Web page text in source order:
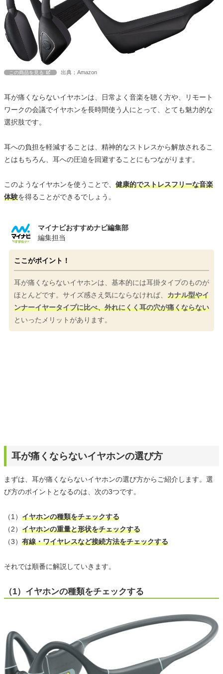
この商品を見る 出典：Amazon
耳が痛くならないイヤホンは、日常よく音楽を聴く方や、リモート
ワークの会議でイヤホンを長時間使う人にとって、とても魅力的な
選択肢です。
耳への負担を軽減することは、精神的なストレスから解放されるこ
とはもちろん、耳への圧迫を回避することにもつながります。
このようなイヤホンを使うことで、 健康的でストレスフリーな音楽
体験を得ることができるでしょう。
マイナビおすすめナビ編集部
編集担当
ここがポイント！
耳が痛くならないイヤホンは、基本的には耳掛タイプのものが
ほとんどです。サイズ感さえ気にならなければ、 カナル型やイ
ンナーイヤータイプに比べ、外れにくく耳の穴が痛くならない
といったメリットがあります。
耳が痛くならないイヤホンの選び方
まずは、耳が痛くならないイヤホンの選び方からご紹介します。選
び方のポイントとなるのは、次の3つです。
（1） イヤホンの種類をチェックする
（2） イヤホンの重量と形状をチェックする
（3） 有線・ワイヤレスなど接続方法をチェックする
それでは順番に解説していきます。
（1）イヤホンの種類をチェックする